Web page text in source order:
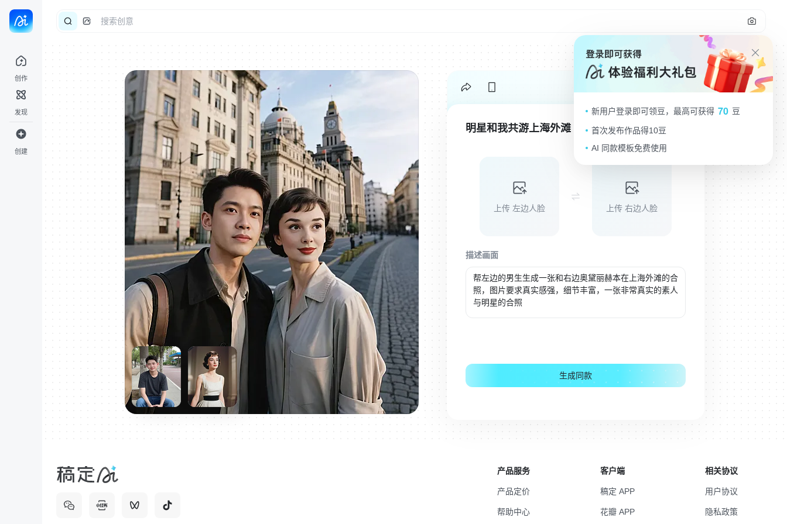
创作
发现
创建
明星和我共游上海外滩｜爱豆合照一键生成
上传 左边人脸 上传 右边人脸
描述画面
生成同款
产品服务
产品定价
帮助中心
客户端
稿定 APP
花瓣 APP
相关协议
用户协议
隐私政策
新用户登录即可领豆，最高可获得 70 豆
首次发布作品得10豆
AI 同款模板免费使用